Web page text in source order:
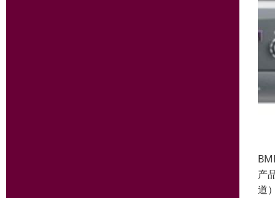
产
道